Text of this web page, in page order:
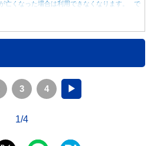
亡くなった場合は利用できなくなります。 で
3 4 ▶
1/4